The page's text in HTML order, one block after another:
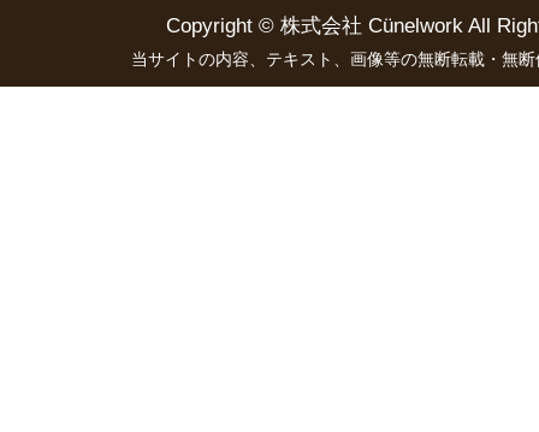
Copyright © 株式会社 Cünelwork All
当サイトの内容、テキスト、画像等の無断転載・無